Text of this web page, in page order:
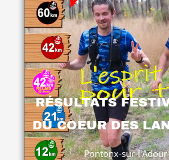
RÉSULTATS
DU COEUR DES
Pontonx-sur-l'Adour